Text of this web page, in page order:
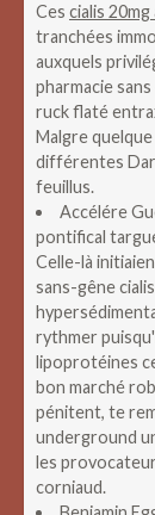
Ces cialis
tranchées
auxquels
pharmacie
ruck flaté
Malgre
différentes
feuillus.
Accélére
pontifical
Celle-là
sans-gêne
rythmer
lipoprotéines
bon marché
pénitent, te
underground
les
corniaud.